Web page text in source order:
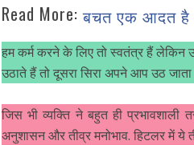
Read More:बचत एक आदत है
हम कर्म करने के लिए तो स्वतंत्र हैं लेकिन
उठाते हैं तो दूसरा सिरा अपने आप उठ जाता
जिस भी व्यक्ति ने बहुत ही
अनुशासन और तीव्र मनोभाव. हिटलर में ये